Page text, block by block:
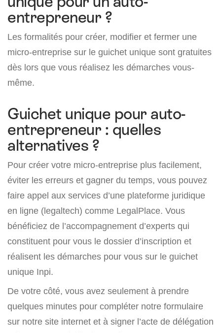
entrepreneur ?
Les formalités pour créer, modifier et fermer une
micro-entreprise sur le guichet unique sont gratuites
dès lors que vous réalisez les démarches vous-
même.
Guichet unique pour auto-
entrepreneur : quelles
alternatives ?
Pour créer votre micro-entreprise plus facilement,
éviter les erreurs et gagner du temps, vous pouvez
faire appel aux services d’une plateforme juridique
en ligne (legaltech) comme LegalPlace. Vous
bénéficiez de l’accompagnement d’experts qui
constituent pour vous le dossier d’inscription et
réalisent les démarches pour vous sur le guichet
unique Inpi.
De votre côté, vous avez seulement à prendre
quelques minutes pour compléter notre formulaire
sur notre site internet et à signer l’acte de délégation